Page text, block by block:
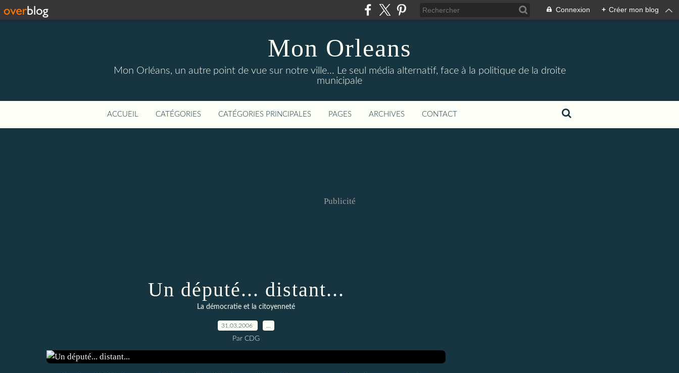
Connexion + Créer mon blog
Mon Orleans
Mon Orléans, un autre point de vue sur notre ville... Le seul média alternatif, face à la politique de la droite
municipale
ACCUEIL CATÉGORIES CATÉGORIES PRINCIPALES PAGES ARCHIVES CONTACT
Publicité
Un député... distant...
La démocratie et la citoyenneté
31.03.2006
Par CDG